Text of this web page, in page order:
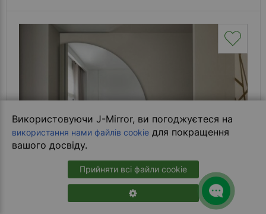
Використовуючи J-Mirror, ви погоджуєтеся на
використання нами файлів cookie для покращення
вашого досвіду.
Прийняти всі файли cookie